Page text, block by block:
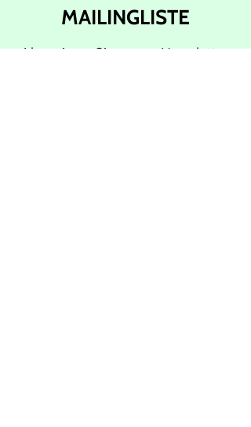
MAILINGLISTE
Abonnieren Sie unsere Newsletter,